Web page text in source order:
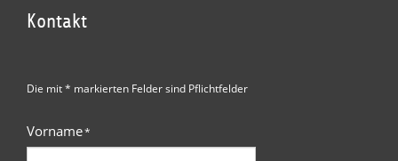
Kontakt
Die mit * markierten Felder sind Pflichtfelder
Vorname*